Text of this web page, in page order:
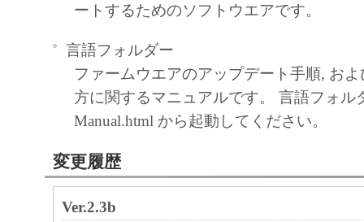
ートするためのソフトウエアです。
言語フォルダー
ファームウエアのアップデート手順, お
方に関するマニュアルです。 言語フォル
Manual.html から起動してください。
変更履歴
Ver.2.3b